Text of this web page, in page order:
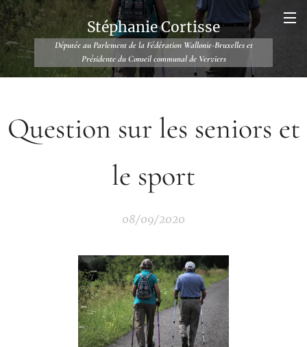
Stéphanie Cortisse
Députée au Parlement de la Fédération Wallonie-Bruxelles et
Présidente du Conseil communal de Verviers
Question sur les seniors et
le sport
08/09/2020